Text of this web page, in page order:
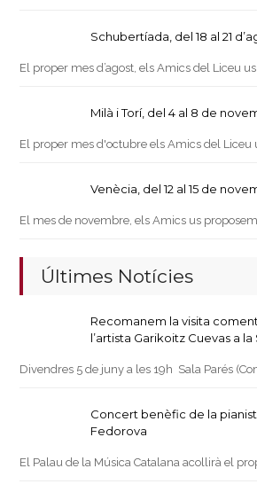
Schubertíada, del 18 al 21
El proper mes d’agost, els Amics del Liceu us
Milà i Torí, del 4 al 8 de
El proper mes d'octubre els Amics del Liceu
Venècia, del 12 al 15 de
El mes de novembre, els Amics us proposem
Últimes Notícies
Recomanem la visita
l’artista Garikoitz Cuevas a la
Divendres 5 de juny a les 19h Sala Parés
Concert benèfic de la
Fedorova
El Palau de la Música Catalana acollirà el